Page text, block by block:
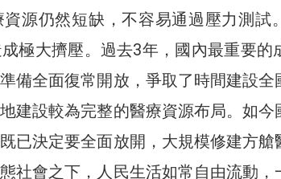
源仍然短缺，不容易通過壓力測試
極大擠壓。過去3年，國內最重要的
備全面復常開放，爭取了時間建設全
建設較為完整的醫療資源布局。如今
已決定要全面放開，大規模修建方艙
社會之下，人民生活如常自由流動，